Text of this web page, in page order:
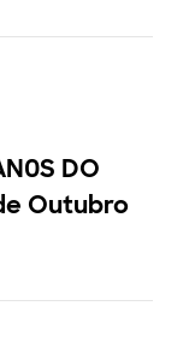
DO
Outubro